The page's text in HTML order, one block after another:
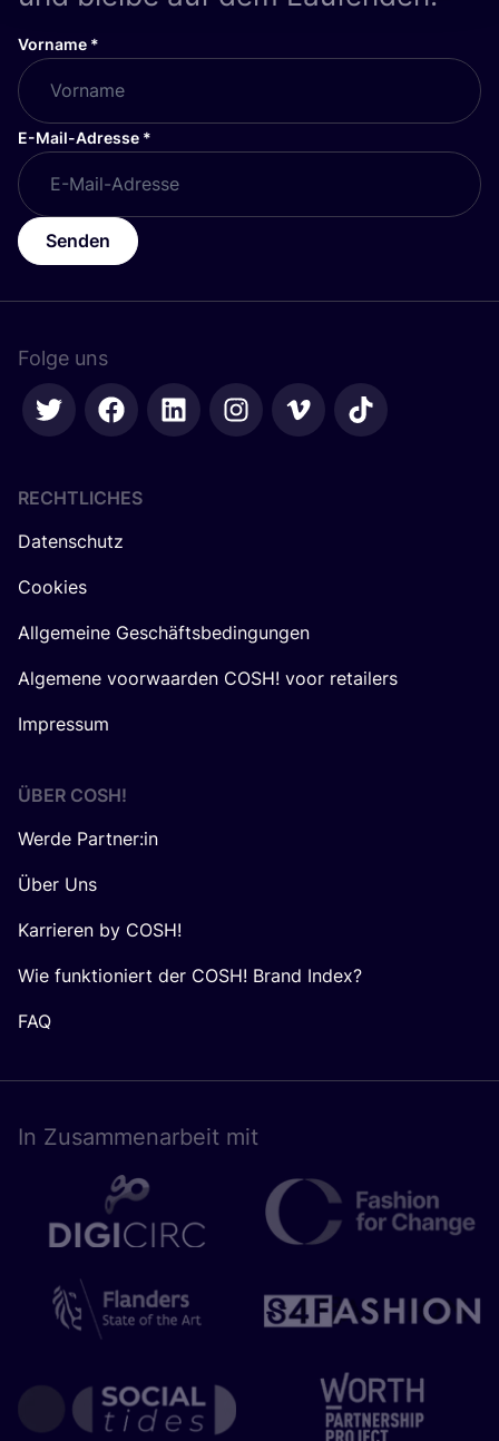
Vorname *
E-Mail-Adresse *
Senden
Folge uns
RECHTLICHES
Datenschutz
Cookies
Allgemeine Geschäftsbedingungen
Algemene voorwaarden COSH! voor retailers
Impressum
ÜBER COSH!
Werde Partner:in
Über Uns
Karrieren by COSH!
Wie funktioniert der COSH! Brand Index?
FAQ
In Zusam­men­ar­beit mit